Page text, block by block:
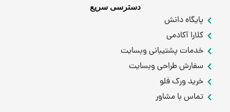
دسترسی سریع
پایگاه دانش
کلارا آکادمی
خدمات پشتیبانی وبسایت
سفارش طراحی وبسایت
خرید ورک فلو
تماس با مشاور